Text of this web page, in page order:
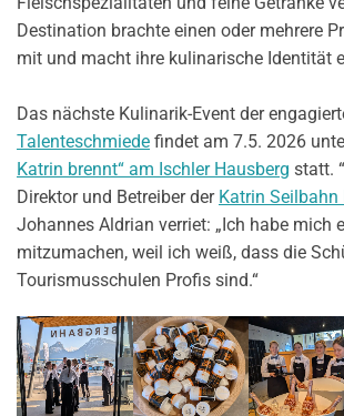
Destination brachte einen oder mehrere
mit und macht ihre kulinarische Identität
Das nächste Kulinarik-Event der
Talenteschmiede findet am 7.5. 2026
Katrin brennt“ am Ischler Hausberg statt.
Direktor und Betreiber der Katrin Seilbahn
Johannes Aldrian verriet: „Ich habe mich
mitzumachen, weil ich weiß, dass die
Tourismusschulen Profis sind.“